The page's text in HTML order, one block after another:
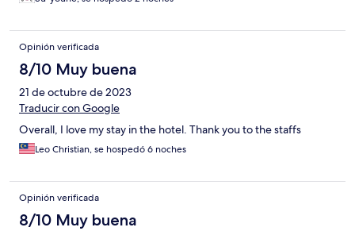
Opinión verificada
8/10 Muy buena
21 de octubre de 2023
Traducir con Google
Overall, I love my stay in the hotel. Thank you to the staffs
Leo Christian, se hospedó 6 noches
Opinión verificada
8/10 Muy buena